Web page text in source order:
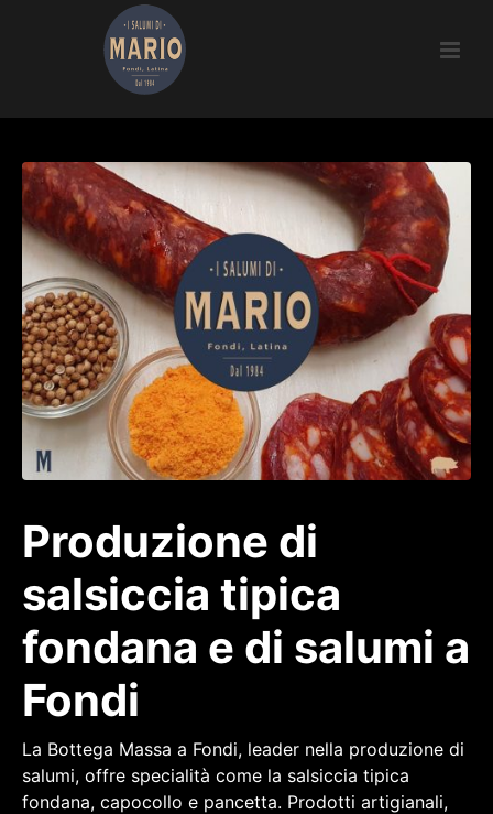
SALSICCIA TIPICA FONDANA E
PRODUZIONE DI SALUMI A FONDI
SALSICCIA TIPICA FONDANA E PRODUZIONE DI SALUMI A FONDI
Produzione di
salsiccia tipica
fondana e di salumi a
Fondi
La Bottega Massa a Fondi, leader nella produzione di
salumi, offre specialità come la salsiccia tipica
fondana, capocollo e pancetta. Prodotti artigianali,